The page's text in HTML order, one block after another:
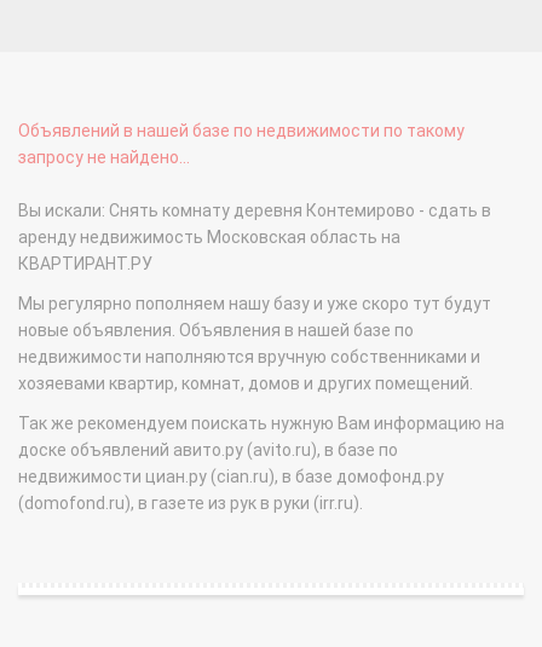
Объявлений в нашей базе по недвижимости по такому
запросу не найдено...
Вы искали: Снять комнату деревня Контемирово - сдать в
аренду недвижимость Московская область на
КВАРТИРАНТ.РУ
Мы регулярно пополняем нашу базу и уже скоро тут будут
новые объявления. Объявления в нашей базе по
недвижимости наполняются вручную собственниками и
хозяевами квартир, комнат, домов и других помещений.
Так же рекомендуем поискать нужную Вам информацию на
доске объявлений авито.ру (avito.ru), в базе по
недвижимости циан.ру (cian.ru), в базе домофонд.ру
(domofond.ru), в газете из рук в руки (irr.ru).